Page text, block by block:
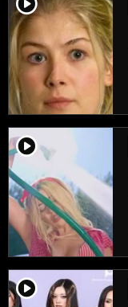
player2
player2